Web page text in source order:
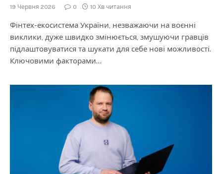
19 Червня 2026 0 10 Хв читання
Фінтех-екосистема України, незважаючи на воєнні
виклики, дуже швидко змінюється, змушуючи гравців
підлаштовуватися та шукати для себе нові можливості.
Ключовими факторами…